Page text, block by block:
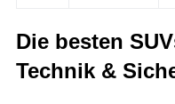
Die besten
Technik &